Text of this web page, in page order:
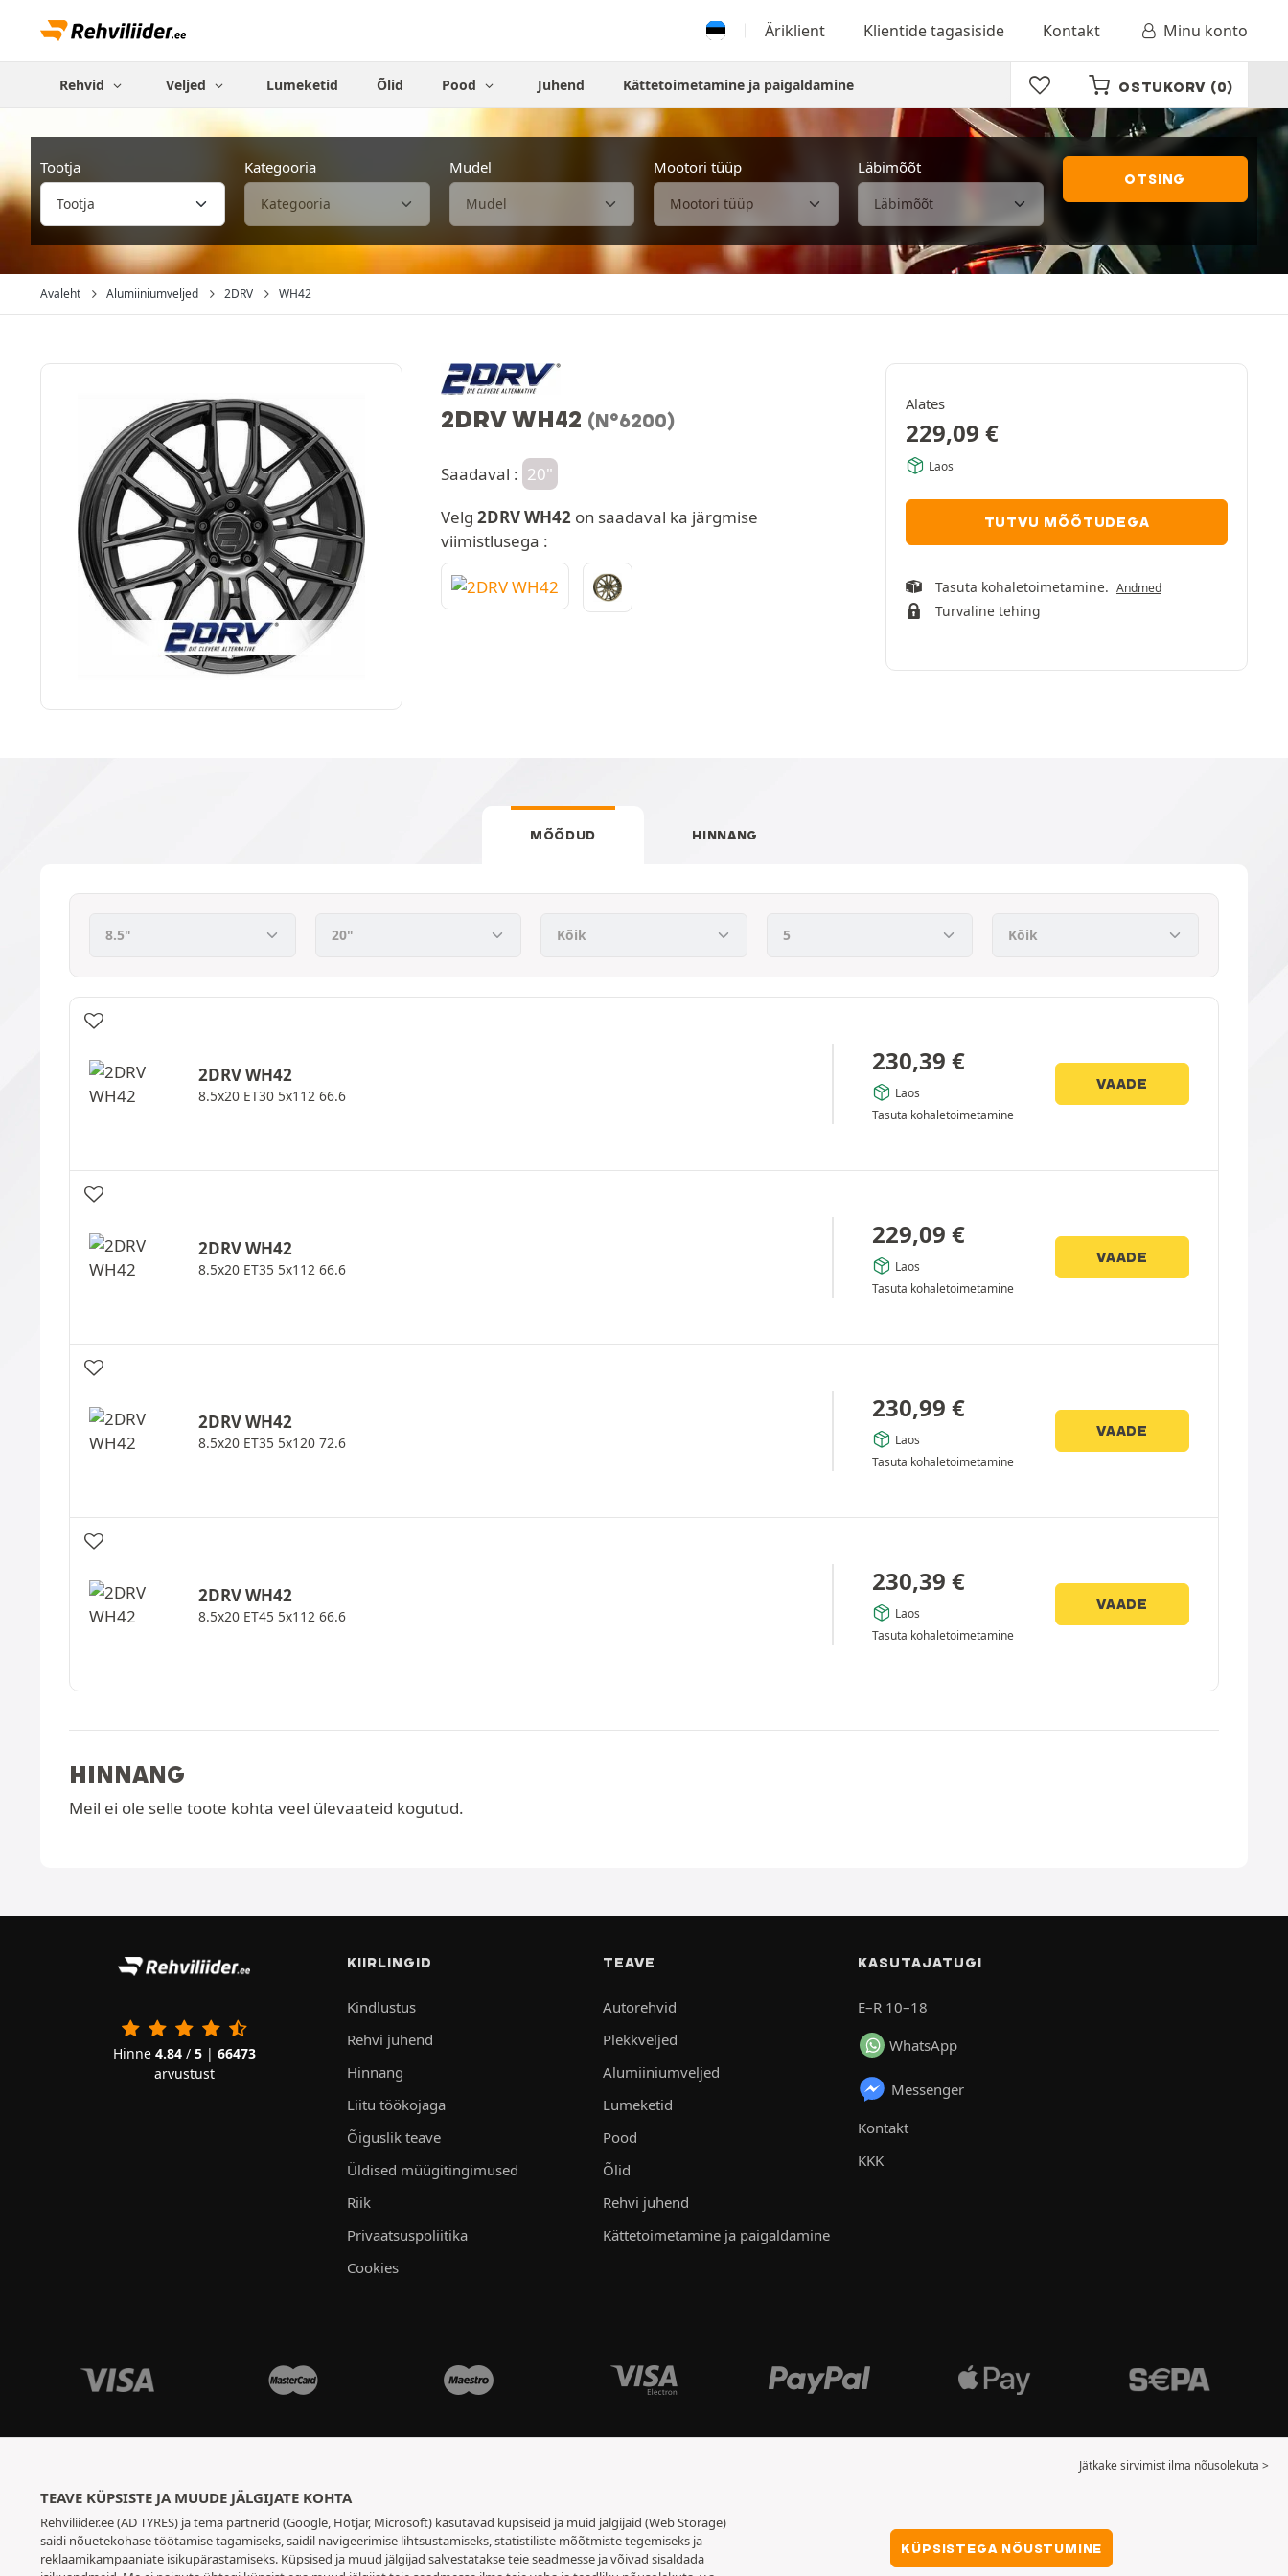
Äriklient Klientide tagasiside Kontakt Minu konto
Rehvid Veljed Lumeketid Õlid Pood Juhend Kättetoimetamine ja paigaldamine OSTUKORV (0)
Tootja Kategooria Mudel Mootori tüüp Läbimõõt
OTSING
Avaleht Alumiiniumveljed 2DRV WH42
2DRV WH42 (N°6200)
Saadaval : 20"
Velg 2DRV WH42 on saadaval ka järgmise
viimistlusega :
Alates
229,09 €
Laos
TUTVU MÕÕTUDEGA
Tasuta kohaletoimetamine. Andmed
Turvaline tehing
MÕÕDUD HINNANG
2DRVWH42
8.5x20 ET30 5x112 66.6
230,39 €
Laos
Tasuta kohaletoimetamine
VAADE
2DRVWH42
8.5x20 ET35 5x112 66.6
229,09 €
Laos
Tasuta kohaletoimetamine
VAADE
2DRVWH42
8.5x20 ET35 5x120 72.6
230,99 €
Laos
Tasuta kohaletoimetamine
VAADE
2DRVWH42
8.5x20 ET45 5x112 66.6
230,39 €
Laos
Tasuta kohaletoimetamine
VAADE
HINNANG
Meil ei ole selle toote kohta veel ülevaateid kogutud.
Hinne 4.84/ 5| 66473
arvustust
KIIRLINGID
Kindlustus
Rehvi juhend
Hinnang
Liitu töökojaga
Õiguslik teave
Üldised müügitingimused
Riik
Privaatsuspoliitika
Cookies
TEAVE
Autorehvid
Plekkveljed
Alumiiniumveljed
Lumeketid
Pood
Õlid
Rehvi juhend
Kättetoimetamine ja paigaldamine
KASUTAJATUGI
E–R 10–18
WhatsApp
Messenger
Kontakt
KKK
Jätkake sirvimist ilma nõusolekuta >
TEAVE KÜPSISTE JA MUUDE JÄLGIJATE KOHTA
Rehviliider.ee (AD TYRES) ja tema partnerid (Google, Hotjar, Microsoft) kasutavad küpsiseid ja muid jälgijaid (Web Storage)
saidi nõuetekohase töötamise tagamiseks, saidil navigeerimise lihtsustamiseks, statistiliste mõõtmiste tegemiseks ja
reklaamikampaaniate isikupärastamiseks. Küpsised ja muud jälgijad salvestatakse teie seadmesse ja võivad sisaldada
KÜPSISTEGA NÕUSTUMINE